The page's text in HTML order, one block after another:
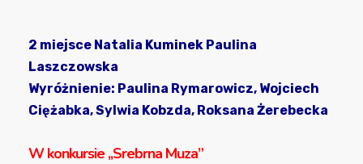
2 miejsce Natalia Kuminek Paulina
Laszczowska
Wyróżnienie: Paulina Rymarowicz, Wojciech
Ciężabka, Sylwia Kobzda, Roksana Żerebecka
W konkursie ,,Srebrna Muza”